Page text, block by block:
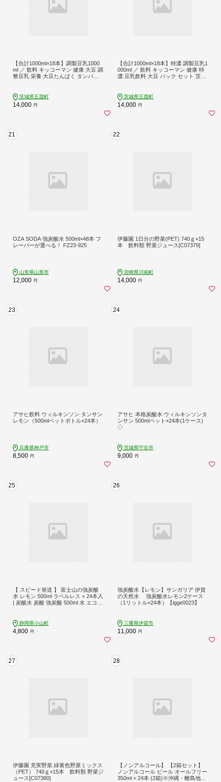
【合計1000ml×18本】調製豆乳1000
ml ／ 飲料 キッコーマン 健康 大豆 調
整豆乳 栄養 大豆たんぱく タンパク
茨城県五霞町
14,000 円
【合計1000ml×18本】特濃 調製豆乳1
000ml ／ 飲料 キッコーマン 健康 特
濃 豆乳飲料 大豆 パック セット 茨城
茨城県五霞町
14,000 円
21
OZA SODA 強炭酸水 500ml×48本 フ
レーバーが選べる！ FZ23-925
山形県山形市
12,000 円
22
伊藤園 1日分の野菜(PET) 740ｇ×15
本 飲料類 野菜ジュース[C07379]
宮崎県川南町
14,000 円
23
アサヒ飲料 ウィルキンソン タンサン
レモン（500mlペットボトル×24本）
兵庫県神戸市
8,500 円
24
アサヒ 本格炭酸水 ウィルキンソンタ
ンサン 500mlペット×24本(1ケース)
◇
茨城県守谷市
9,000 円
25
【 スピード発送 】 富士山の強炭酸
水 レモン 500ml ラベルレス × 24本入
| 炭酸水 炭酸 強炭酸 500ml 水 エコ
酸水 無糖 アイリスオーヤマ 静岡県
小山町
静岡県小山町
4,800 円
26
強炭酸水【レモン】サンガリア 伊賀
の天然水 強炭酸水レモン2ケース
（1リットル×24本）【igge0023】
三重県伊賀市
11,000 円
27
伊藤園 充実野菜 緑黄色野菜ミックス
（PET） 740ｇ×15本 飲料類 野菜ジ
ュース[C07380]
28
【ノンアルコール】 【2箱セット】
ノンアルコール ビール オールフリー
350ml × 24本 (2箱)※沖縄・離島地域